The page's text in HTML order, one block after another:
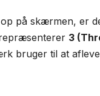
på skærmen, er
3
bruger til at